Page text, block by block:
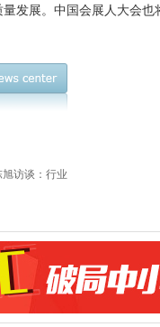
发展。中国会展人大会也
访谈：行业